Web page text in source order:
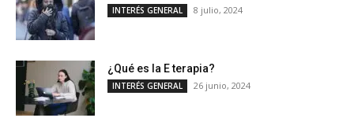
INTERÉS GENERAL 8 julio, 2024
¿Qué es la E terapia?
INTERÉS GENERAL 26 junio, 2024